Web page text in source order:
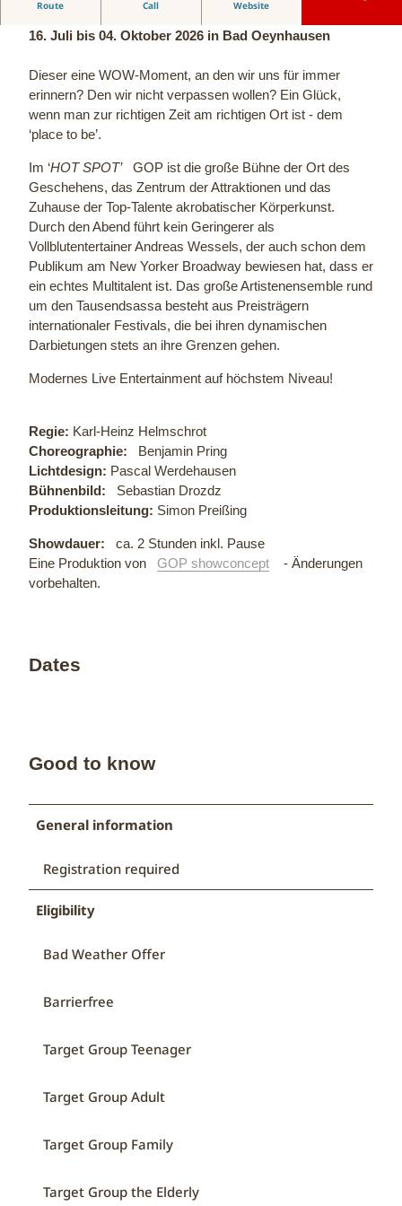
Route Call Website
16. Juli bis 04. Oktober 2026 in Bad Oeynhausen
Dieser eine WOW-Moment, an den wir uns für immer
erinnern? Den wir nicht verpassen wollen? Ein Glück,
wenn man zur richtigen Zeit am richtigen Ort ist - dem
‘place to be’.
Im ‘HOT SPOT’ GOP ist die große Bühne der Ort des
Geschehens, das Zentrum der Attraktionen und das
Zuhause der Top-Talente akrobatischer Körperkunst.
Durch den Abend führt kein Geringerer als
Vollblutentertainer Andreas Wessels, der auch schon dem
Publikum am New Yorker Broadway bewiesen hat, dass er
ein echtes Multitalent ist. Das große Artistenensemble rund
um den Tausendsassa besteht aus Preisträgern
internationaler Festivals, die bei ihren dynamischen
Darbietungen stets an ihre Grenzen gehen.
Modernes Live Entertainment auf höchstem Niveau!
Regie: Karl-Heinz Helmschrot
Choreographie: Benjamin Pring
Lichtdesign: Pascal Werdehausen
Bühnenbild: Sebastian Drozdz
Produktionsleitung: Simon Preißing
Showdauer: ca. 2 Stunden inkl. Pause
Eine Produktion von GOP showconcept - Änderungen
vorbehalten.
Dates
Good to know
General information
Registration required
Eligibility
Bad Weather Offer
Barrierfree
Target Group Teenager
Target Group Adult
Target Group Family
Target Group the Elderly